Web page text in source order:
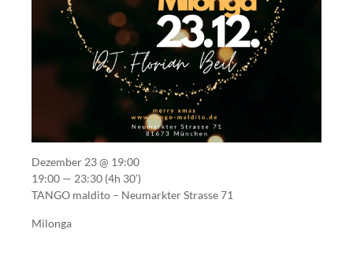
Dezember 23 @ 19:00
19:00 — 23:30 (4h 30′)
TANGO maldito – Neumarkter Strasse 71
Milonga